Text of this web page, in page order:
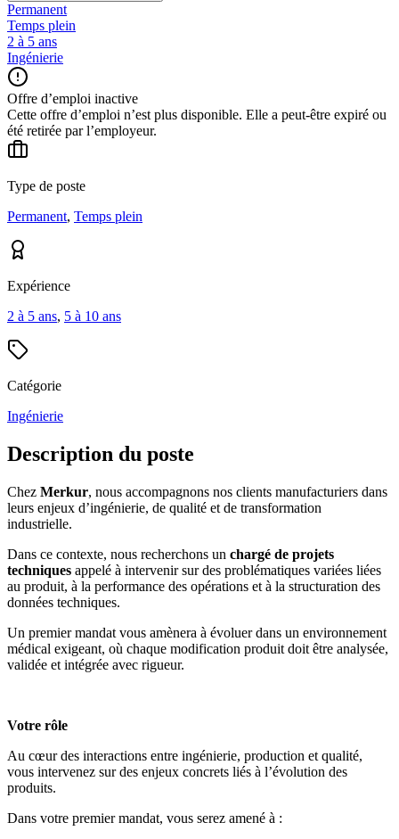
Permanent
Temps plein
2 à 5 ans
Ingénierie
Offre d’emploi inactive
Cette offre d’emploi n’est plus disponible. Elle a peut-être expiré ou
été retirée par l’employeur.
Type de poste
Permanent, Temps plein
Expérience
2 à 5 ans, 5 à 10 ans
Catégorie
Ingénierie
Description du poste
Chez Merkur, nous accompagnons nos clients manufacturiers dans
leurs enjeux d’ingénierie, de qualité et de transformation
industrielle.
Dans ce contexte, nous recherchons un chargé de projets
techniques appelé à intervenir sur des problématiques variées liées
au produit, à la performance des opérations et à la structuration des
données techniques.
Un premier mandat vous amènera à évoluer dans un environnement
médical exigeant, où chaque modification produit doit être analysée,
validée et intégrée avec rigueur.
Votre rôle
Au cœur des interactions entre ingénierie, production et qualité,
vous intervenez sur des enjeux concrets liés à l’évolution des
produits.
Dans votre premier mandat, vous serez amené à :